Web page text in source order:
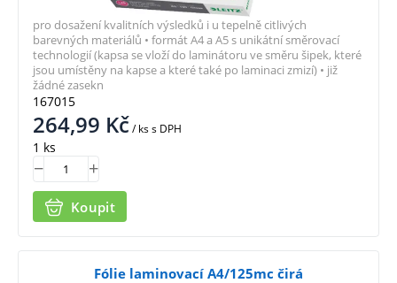
167015
264,99 Kč/ kss DPH
1 ks
Koupit
pro dosažení kvalitních výsledků i u tepelně citlivých
barevných materiálů • formát A4 a A5 s unikátní směrovací
technologií (kapsa se vloží do laminátoru ve směru šipek, které
jsou umístěny na kapse a které také po laminaci zmizí) • již
žádné zasekn
Fólie laminovací A4/125mc čirá